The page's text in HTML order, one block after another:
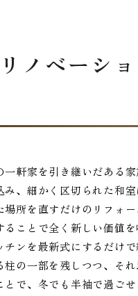
ノベーシ
軒家を引き継いだある
み、細かく区切られた和
場所を直すだけのリフォ
ることで全く新しい価値
チンを最新式にするだけ
柱の一部を残しつつ、そ
で、冬でも半袖で過ご